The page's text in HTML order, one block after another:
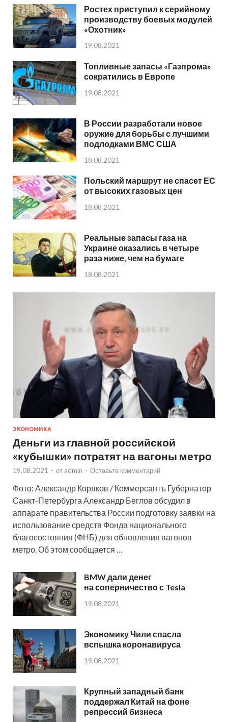
Ростех приступил к серийному
производству боевых модулей
«Охотник»
19.08.2021
Топливные запасы «Газпрома»
сократились в Европе
19.08.2021
В России разработали новое
оружие для борьбы с лучшими
подлодками ВМС США
18.08.2021
Польский маршрут не спасет ЕС
от высоких газовых цен
18.08.2021
Реальные запасы газа на
Украине оказались в четыре
раза ниже, чем на бумаге
18.08.2021
ЭКОНОМИКА
Деньги из главной российской
«кубышки» потратят на вагоны метро
19.08.2021 - от admin - Оставьте комментарий
Фото: Александр Коряков / Коммерсантъ Губернатор
Санкт-Петербурга Александр Беглов обсудил в
аппарате правительства России подготовку заявки на
использование средств Фонда национального
благосостояния (ФНБ) для обновления вагонов
метро. Об этом сообщается …
BMW дали денег
на соперничество с Tesla
19.08.2021
Экономику Чили спасла
вспышка коронавируса
19.08.2021
Крупный западный банк
поддержал Китай на фоне
репрессий бизнеса